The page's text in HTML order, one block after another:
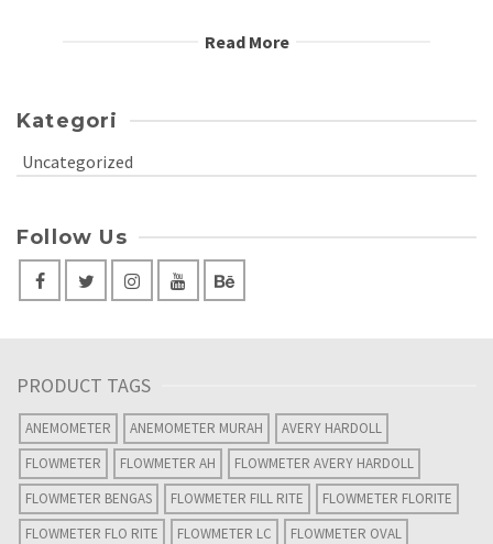
Read More
Kategori
Uncategorized
Follow Us
PRODUCT TAGS
ANEMOMETER ANEMOMETER MURAH
AVERY HARDOLL
FLOWMETER
FLOWMETER AH
FLOWMETER AVERY HARDOLL
FLOWMETER BENGAS
FLOWMETER FILL RITE
FLOWMETER FLORITE
FLOWMETER FLO RITE
FLOWMETER LC
FLOWMETER OVAL